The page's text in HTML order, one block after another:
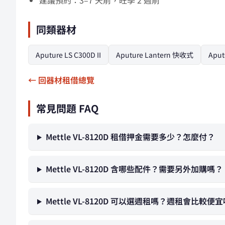
同類器材
Aputure LS C300D II Aputure Lantern 快收式
← 回器材租借總覽
常見問題 FAQ
Mettle VL-8120D 租借押金需要多少？怎麼付？
Mettle VL-8120D 含哪些配件？需要另外加購嗎？
Mettle VL-8120D 可以選週租嗎？週租會比較便宜